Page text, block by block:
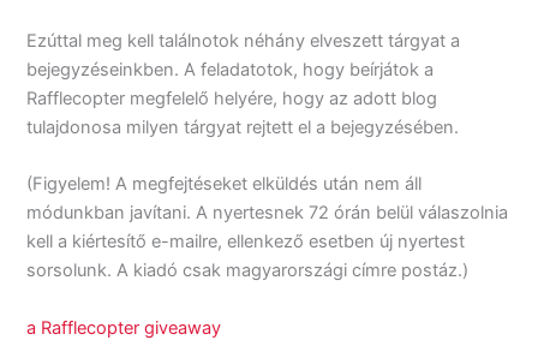
Ezúttal meg kell találnotok néhány elveszett tárgyat a
bejegyzéseinkben. A feladatotok, hogy beírjátok a
Rafflecopter megfelelő helyére, hogy az adott blog
tulajdonosa milyen tárgyat rejtett el a bejegyzésében.
(Figyelem! A megfejtéseket elküldés után nem áll
módunkban javítani. A nyertesnek 72 órán belül válaszolnia
kell a kiértesítő e-mailre, ellenkező esetben új nyertest
sorsolunk. A kiadó csak magyarországi címre postáz.)
a Rafflecopter giveaway